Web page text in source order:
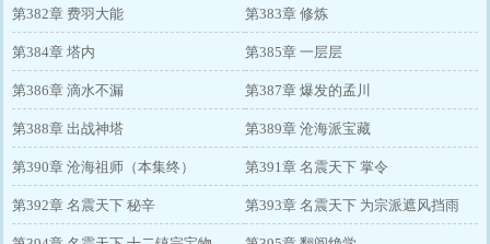
第382章 费羽大能 第383章 修炼
第384章 塔内 第385章 一层层
第386章 滴水不漏 第387章 爆发的孟川
第388章 出战神塔 第389章 沧海派宝藏
第390章 沧海祖师（本集终） 第391章 名震天下 掌令
第392章 名震天下 秘辛 第393章 名震天下 为宗派遮风挡雨